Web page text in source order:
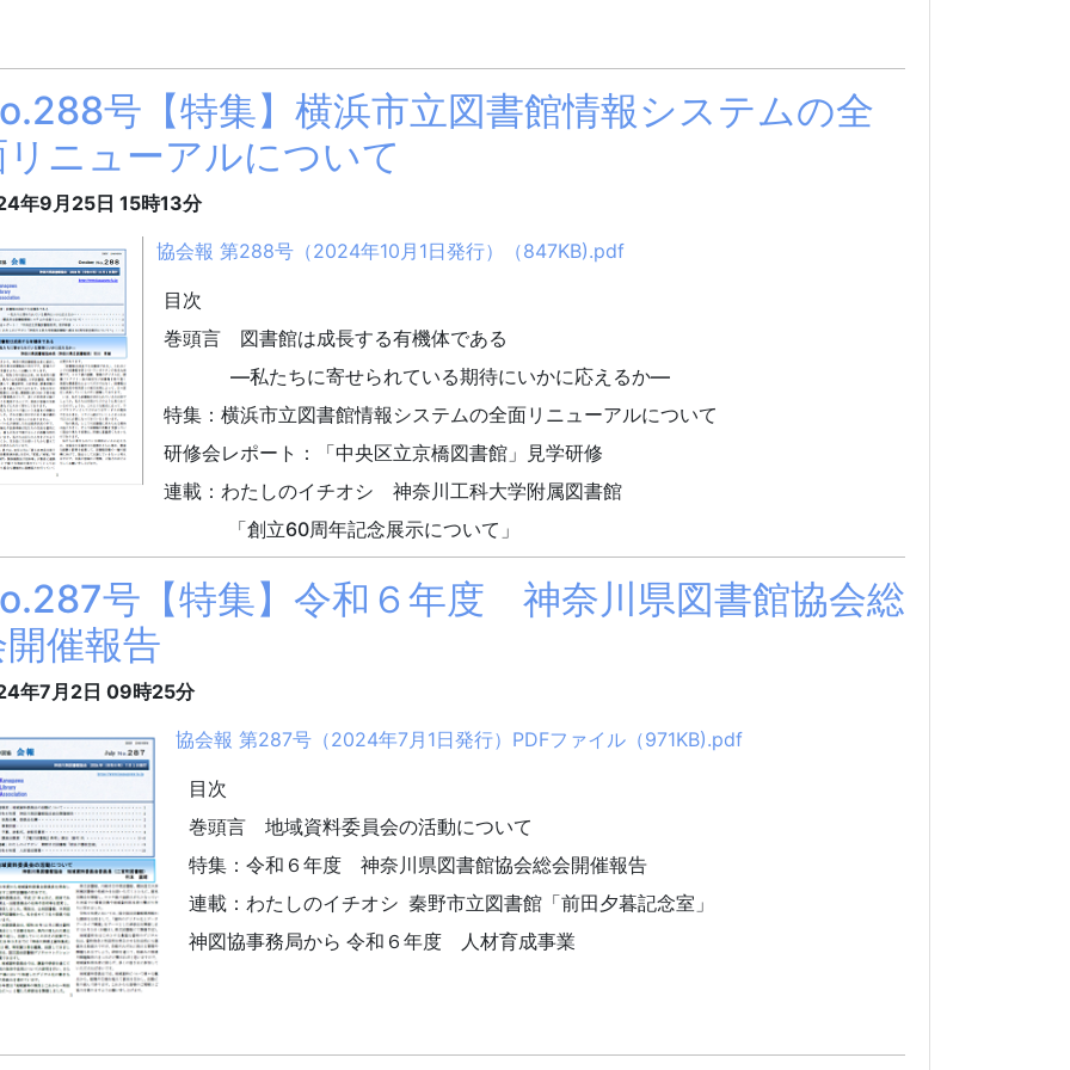
号【特集】横浜市立図書館情報システムの全
ニューアルについて
年9月25日 15時13分
協会報 第288号（2024年10月1日発行）（847KB).pdf
目次
巻頭言 図書館は成長する有機体である
―私たちに寄せられている期待にいかに応えるか―
特集：横浜市立図書館情報システムの全面リニューアルについて
研修会レポート ：
「中央区立京橋図書館」見学研修
連載：わたしのイチオシ 神奈川工科大学附属図書館
創立60周年記念展示について」
号【特集】令和６年度 神奈川県図書館協会総
催報告
年7月2日 09時25分
協会報 第287号（2024年7月1日発行）PDFファイル（971KB).pdf
目次
巻頭言 地域資料委員会の活動について
特集：令和６年度 神奈川県図書館協会総会開催報告
連載：わたしのイチオシ 秦野市立図書館「前田夕暮記念室」
神図協事務局から 令和６年度 人材育成事業